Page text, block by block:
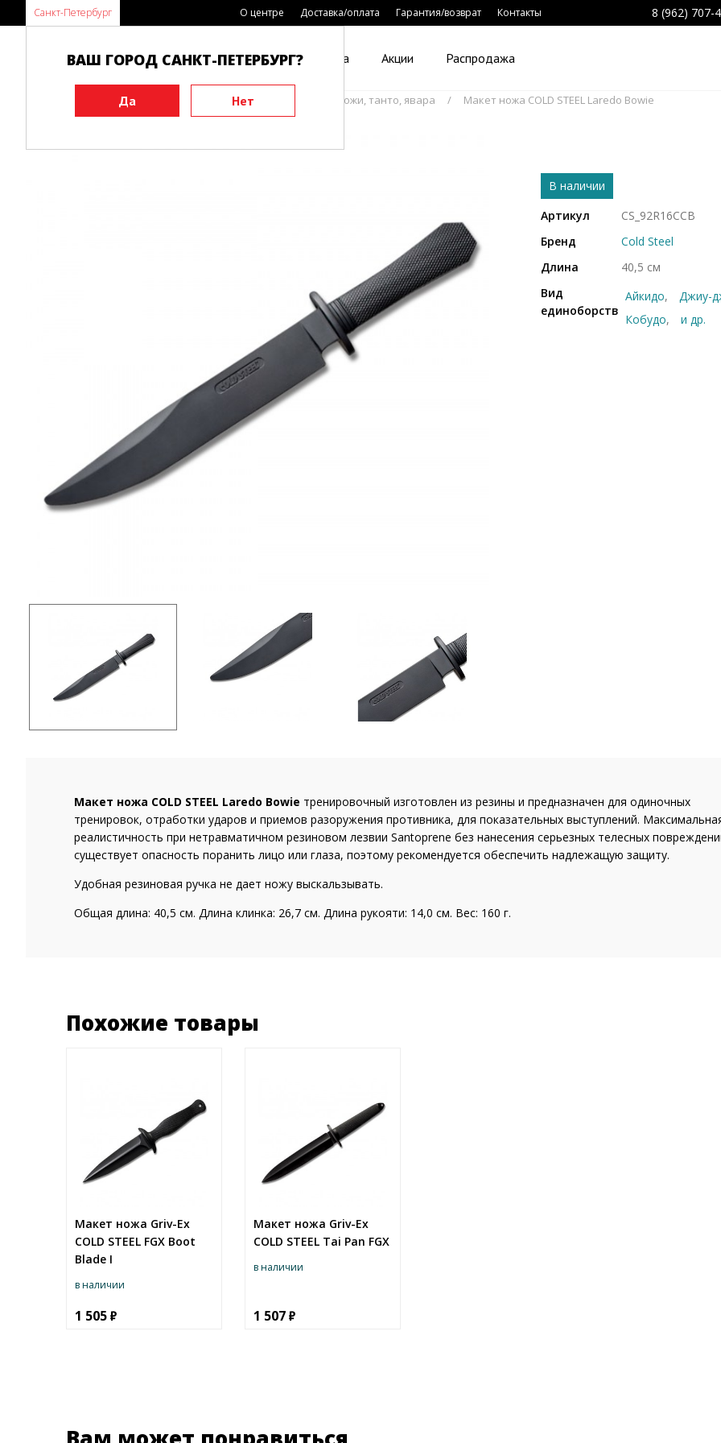
Санкт-Петербург О центре Доставка/оплата Гарантия/возврат Контакты 8 (962) 707-
Каталог Виды спорта Акции Распродажа
ВАШ ГОРОД САНКТ-ПЕТЕРБУРГ?
Инвентарь Тренировочные макеты Ножи, танто, явара Макет ножа COLD STEEL Laredo Bowie
В наличии
Артикул
CS_92R16CCB
Бренд
Cold Steel
Длина
40,5 см
Вид
единоборств
Айкидо
Джиу-
Кобудо
и др.
Макет ножа COLD STEEL Laredo Bowie тренировочный изготовлен из резины и предназначен для одиночных
тренировок, отработки ударов и приемов разоружения противника, для показательных выступлений.
реалистичность при нетравматичном резиновом лезвии Santoprene без нанесения серьезных телесных
существует опасность поранить лицо или глаза, поэтому рекомендуется обеспечить надлежащую защиту.
Удобная резиновая ручка не дает ножу выскальзывать.
Общая длина: 40,5 см. Длина клинка: 26,7 см. Длина рукояти: 14,0 см. Вес: 160 г.
Похожие товары
Макет ножа Griv-Ex
COLD STEEL FGX Boot
Blade I
в наличии
1 505
Макет ножа Griv-Ex
COLD STEEL Tai Pan FGX
в наличии
1 507